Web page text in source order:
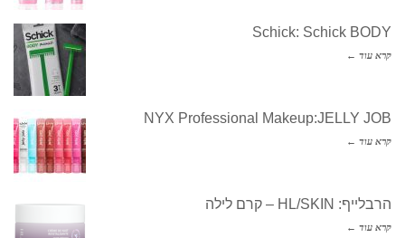
Schick: Schick BODY
קרא עוד ←
NYX Professional Makeup:JELLY JOB
קרא עוד ←
הרבלייף: HL/SKIN – קרם לילה
קרא עוד ←